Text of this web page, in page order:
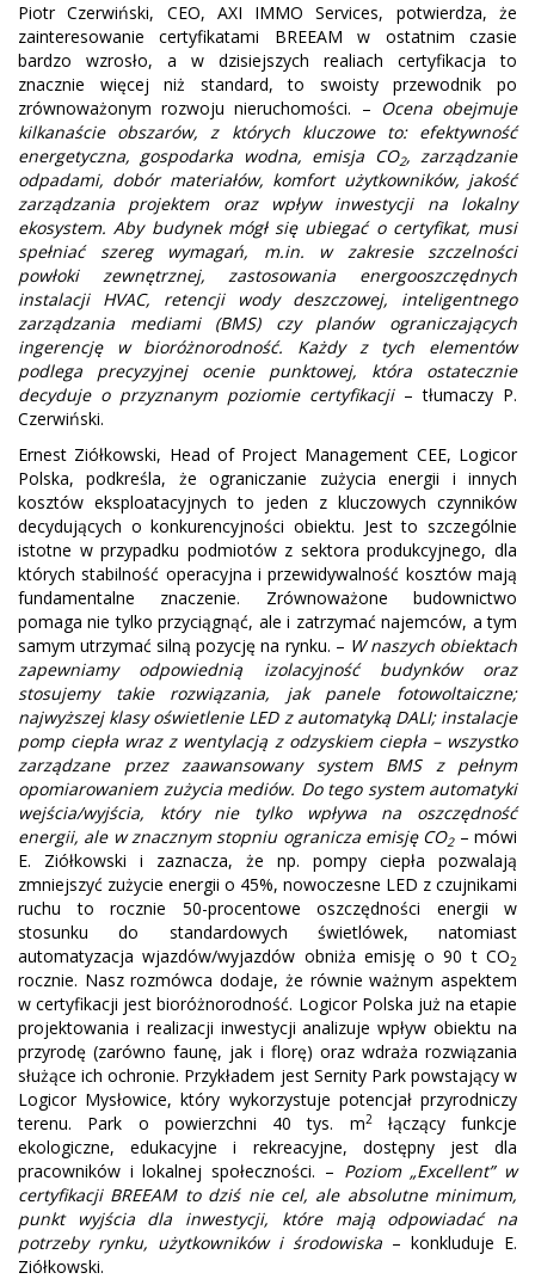
Piotr Czerwiński, CEO, AXI IMMO Services, potwierdza, że
zainteresowanie certyfikatami BREEAM w ostatnim czasie
bardzo wzrosło, a w dzisiejszych realiach certyfikacja to
znacznie więcej niż standard, to swoisty przewodnik po
zrównoważonym rozwoju nieruchomości. – Ocena obejmuje
kilkanaście obszarów, z których kluczowe to: efektywność
energetyczna, gospodarka wodna, emisja CO2, zarządzanie
odpadami, dobór materiałów, komfort użytkowników, jakość
zarządzania projektem oraz wpływ inwestycji na lokalny
ekosystem. Aby budynek mógł się ubiegać o certyfikat, musi
spełniać szereg wymagań, m.in. w zakresie szczelności
powłoki zewnętrznej, zastosowania energooszczędnych
instalacji HVAC, retencji wody deszczowej, inteligentnego
zarządzania mediami (BMS) czy planów ograniczających
ingerencję w bioróżnorodność. Każdy z tych elementów
podlega precyzyjnej ocenie punktowej, która ostatecznie
decyduje o przyznanym poziomie certyfikacji– tłumaczy P.
Czerwiński.
Ernest Ziółkowski, Head of Project Management CEE, Logicor
Polska, podkreśla, że ograniczanie zużycia energii i innych
kosztów eksploatacyjnych to jeden z kluczowych czynników
decydujących o konkurencyjności obiektu. Jest to szczególnie
istotne w przypadku podmiotów z sektora produkcyjnego, dla
których stabilność operacyjna i przewidywalność kosztów mają
fundamentalne znaczenie. Zrównoważone budownictwo
pomaga nie tylko przyciągnąć, ale i zatrzymać najemców, a tym
samym utrzymać silną pozycję na rynku. – W naszych obiektach
zapewniamy odpowiednią izolacyjność budynków oraz
stosujemy takie rozwiązania, jak panele fotowoltaiczne;
najwyższej klasy oświetlenie LED z automatyką DALI; instalacje
pomp ciepła wraz z wentylacją z odzyskiem ciepła – wszystko
zarządzane przez zaawansowany system BMS z pełnym
opomiarowaniem zużycia mediów. Do tego system automatyki
wejścia/wyjścia, który nie tylko wpływa na oszczędność
energii, ale w znacznym stopniu ogranicza emisję CO2– mówi
E. Ziółkowski i zaznacza, że np. pompy ciepła pozwalają
zmniejszyć zużycie energii o 45%, nowoczesne LED z czujnikami
ruchu to rocznie 50-procentowe oszczędności energii w
stosunku do standardowych świetlówek, natomiast
automatyzacja wjazdów/wyjazdów obniża emisję o 90 t CO2
rocznie. Nasz rozmówca dodaje, że równie ważnym aspektem
w certyfikacji jest bioróżnorodność. Logicor Polska już na etapie
projektowania i realizacji inwestycji analizuje wpływ obiektu na
przyrodę (zarówno faunę, jak i florę) oraz wdraża rozwiązania
służące ich ochronie. Przykładem jest Sernity Park powstający w
Logicor Mysłowice, który wykorzystuje potencjał przyrodniczy
terenu. Park o powierzchni 40 tys. m2łączący funkcje
ekologiczne, edukacyjne i rekreacyjne, dostępny jest dla
pracowników i lokalnej społeczności. – Poziom „Excellent” w
certyfikacji BREEAM to dziś nie cel, ale absolutne minimum,
punkt wyjścia dla inwestycji, które mają odpowiadać na
potrzeby rynku, użytkowników i środowiska – konkluduje E.
Ziółkowski.